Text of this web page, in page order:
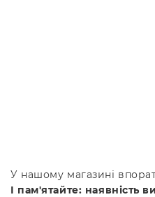
У нашому магазині
І пам'ятайте: наявність